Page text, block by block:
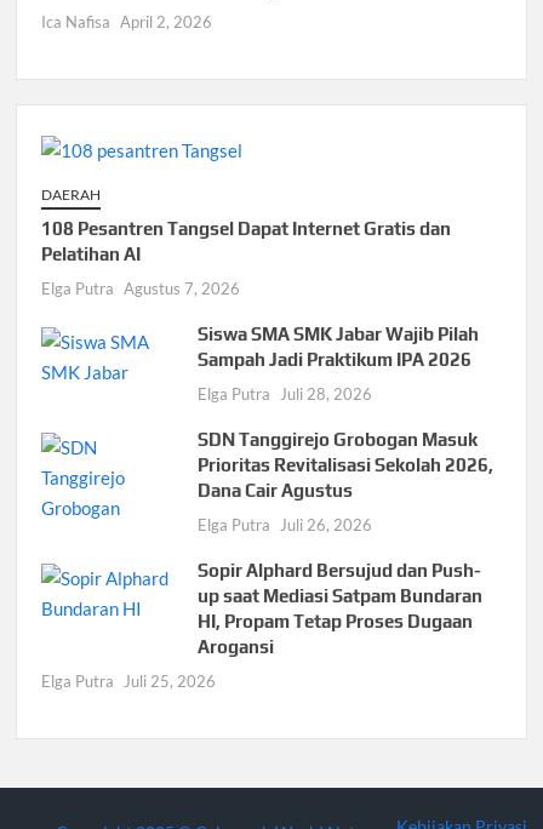
Ica Nafisa April 2, 2026
DAERAH
108 Pesantren Tangsel Dapat Internet Gratis dan
Pelatihan AI
Elga Putra Agustus 7, 2026
Siswa SMA SMK Jabar Wajib Pilah
Sampah Jadi Praktikum IPA 2026
Elga Putra Juli 28, 2026
SDN Tanggirejo Grobogan Masuk
Prioritas Revitalisasi Sekolah 2026,
Dana Cair Agustus
Elga Putra Juli 26, 2026
Sopir Alphard Bersujud dan Push-
up saat Mediasi Satpam Bundaran
HI, Propam Tetap Proses Dugaan
Arogansi
Elga Putra Juli 25, 2026